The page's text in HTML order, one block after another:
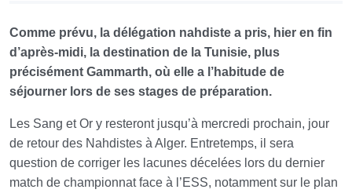
Comme prévu, la délégation nahdiste a pris, hier en fin
d’après-midi, la destination de la Tunisie, plus
précisément Gammarth, où elle a l’habitude de
séjourner lors de ses stages de préparation.
Les Sang et Or y resteront jusqu’à mercredi prochain, jour
de retour des Nahdistes à Alger. Entretemps, il sera
question de corriger les lacunes décelées lors du dernier
match de championnat face à l’ESS, notamment sur le plan